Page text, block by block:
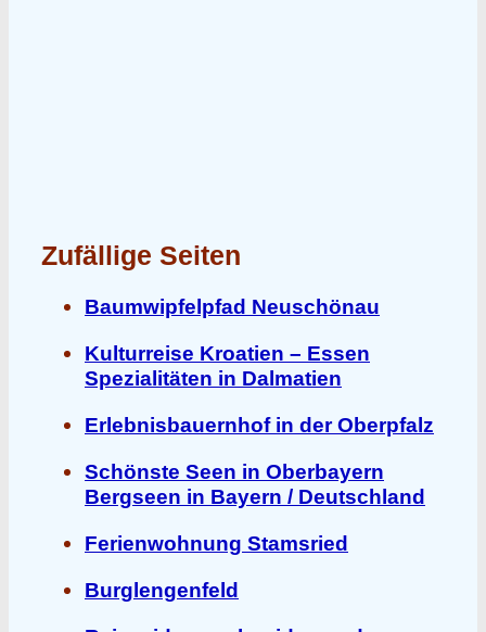
Zufällige Seiten
Baumwipfelpfad Neuschönau
Kulturreise Kroatien – Essen
Spezialitäten in Dalmatien
Erlebnisbauernhof in der Oberpfalz
Schönste Seen in Oberbayern
Bergseen in Bayern / Deutschland
Ferienwohnung Stamsried
Burglengenfeld